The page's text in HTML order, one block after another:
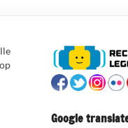
Google